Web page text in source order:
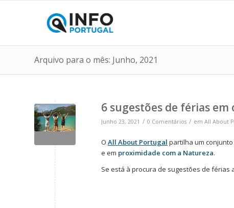
Arquivo para o mês: Junho, 2021
6 sugestões de férias
Junho 23, 2021 / 0 Comentários / em All About
O All About Portugal partilha um conjunto
e em proximidade com a Natureza.
Se está à procura de sugestões de